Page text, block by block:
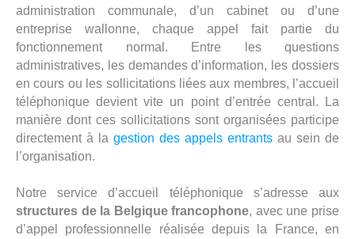
administration communale, d’un cabinet ou d’une
entreprise wallonne, chaque appel fait partie du
fonctionnement normal. Entre les questions
administratives, les demandes d’information, les dossiers
en cours ou les sollicitations liées aux membres, l’accueil
téléphonique devient vite un point d’entrée central. La
manière dont ces sollicitations sont organisées participe
directement à la gestion des appels entrants au sein de
l’organisation.
Notre service d’accueil téléphonique s’adresse aux
structures de la Belgique francophone, avec une prise
d’appel professionnelle réalisée depuis la France, en